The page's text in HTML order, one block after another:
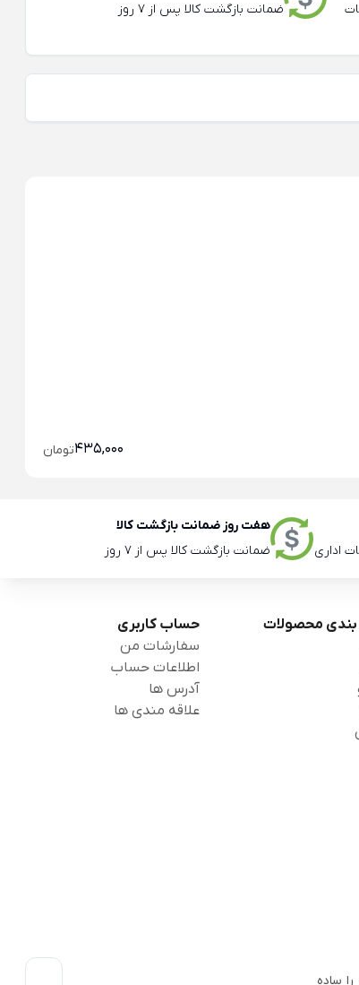
ضمانت بازگشت کالا پس از 7 روز
435,000تومان
هفت روز ضمانت بازگشت کالا
ضمانت بازگشت کالا پس از 7 روز
محصولات
حساب کاربری
سفارشات من
اطلاعات حساب
آدرس ها
علاقه مندی ها
ساده